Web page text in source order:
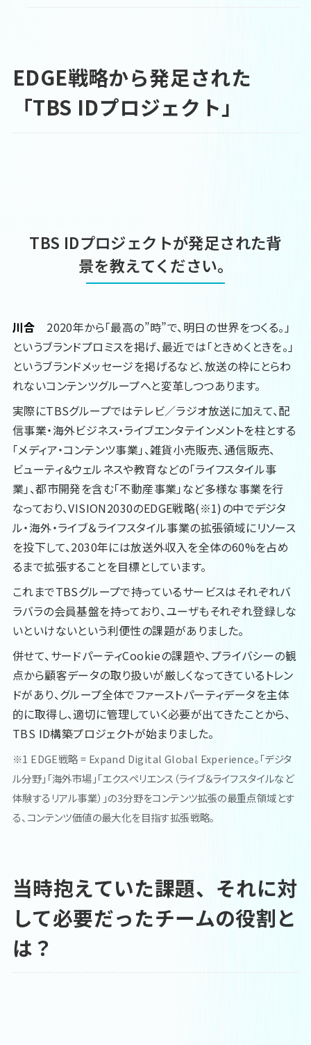
EDGE戦略から発足された
「TBS IDプロジェクト」
TBS IDプロジェクトが発足された背
景を教えてください。
川合 2020年から「最高の”時”で、明日の世界をつくる。」
というブランドプロミスを掲げ、最近では「ときめくときを。」
というブランドメッセージを掲げるなど、放送の枠にとらわ
れないコンテンツグループへと変革しつつあります。
実際にTBSグループではテレビ／ラジオ放送に加えて、配
信事業・海外ビジネス・ライブエンタテインメントを柱とする
「メディア・コンテンツ事業」、雑貨小売販売、通信販売、
ビューティ＆ウェルネスや教育などの「ライフスタイル事
業」、都市開発を含む「不動産事業」など多様な事業を行
なっており、VISION2030のEDGE戦略(※1)の中でデジタ
ル・海外・ライブ＆ライフスタイル事業の拡張領域にリソース
を投下して、2030年には放送外収入を全体の60%を占め
るまで拡張することを目標としています。
これまでTBSグループで持っているサービスはそれぞれバ
ラバラの会員基盤を持っており、ユーザもそれぞれ登録しな
いといけないという利便性の課題がありました。
併せて、サードパーティCookieの課題や、プライバシーの観
点から顧客データの取り扱いが厳しくなってきているトレン
ドがあり、グループ全体でファーストパーティデータを主体
的に取得し、適切に管理していく必要が出てきたことから、
TBS ID構築プロジェクトが始まりました。
※1 EDGE戦略 = Expand Digital Global Experience。「デジタ
ル分野」「海外市場」「エクスペリエンス（ライブ＆ライフスタイルなど
体験するリアル事業）」の3分野をコンテンツ拡張の最重点領域とす
る、コンテンツ価値の最大化を目指す拡張戦略。
当時抱えていた課題、それに対
して必要だったチームの役割と
は？